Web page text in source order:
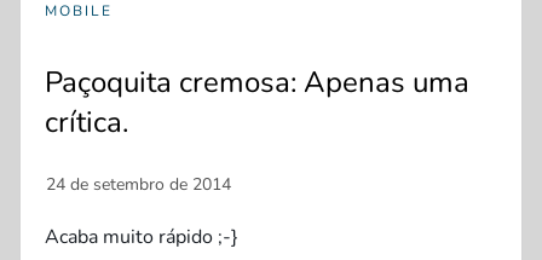
MOBILE
Paçoquita cremosa: Apenas uma
crítica.
Acaba muito rápido ;-}